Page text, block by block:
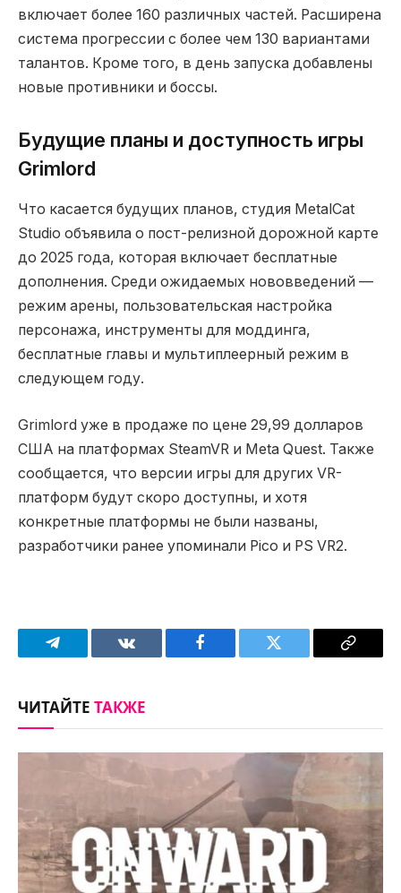
включает более 160 различных частей. Расширена
система прогрессии с более чем 130 вариантами
талантов. Кроме того, в день запуска добавлены
новые противники и боссы.
Будущие планы и доступность игры
Grimlord
Что касается будущих планов, студия MetalCat
Studio объявила о пост-релизной дорожной карте
до 2025 года, которая включает бесплатные
дополнения. Среди ожидаемых нововведений —
режим арены, пользовательская настройка
персонажа, инструменты для моддинга,
бесплатные главы и мультиплеерный режим в
следующем году.
Grimlord уже в продаже по цене 29,99 долларов
США на платформах SteamVR и Meta Quest. Также
сообщается, что версии игры для других VR-
платформ будут скоро доступны, и хотя
конкретные платформы не были названы,
разработчики ранее упоминали Pico и PS VR2.
Telegram VKontakteFacebook Twitter
Copy
ЧИТАЙТЕТАКЖЕ